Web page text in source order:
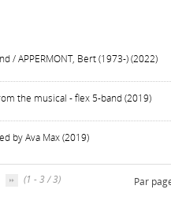
/ APPERMONT, Bert (1973-) (2022)
the musical - flex 5-band (2019)
by Ava Max (2019)
(1 - 3 / 3) Par